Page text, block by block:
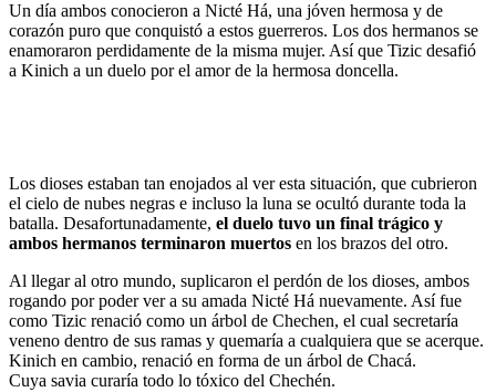
Un día ambos conocieron a Nicté Há, una jóven hermosa y de
corazón puro que conquistó a estos guerreros. Los dos hermanos se
enamoraron perdidamente de la misma mujer. Así que Tizic desafió
a Kinich a un duelo por el amor de la hermosa doncella.
Los dioses estaban tan enojados al ver esta situación, que cubrieron
el cielo de nubes negras e incluso la luna se ocultó durante toda la
batalla. Desafortunadamente, el duelo tuvo un final trágico y
ambos hermanos terminaron muertos en los brazos del otro.
Al llegar al otro mundo, suplicaron el perdón de los dioses, ambos
rogando por poder ver a su amada Nicté Há nuevamente. Así fue
como Tizic renació como un árbol de Chechen, el cual secretaría
veneno dentro de sus ramas y quemaría a cualquiera que se acerque.
Kinich en cambio, renació en forma de un árbol de Chacá.
Cuya savia curaría todo lo tóxico del Chechén.